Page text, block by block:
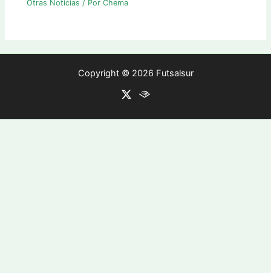
Otras Noticias / PorChema
Copyright © 2026 Futsalsur